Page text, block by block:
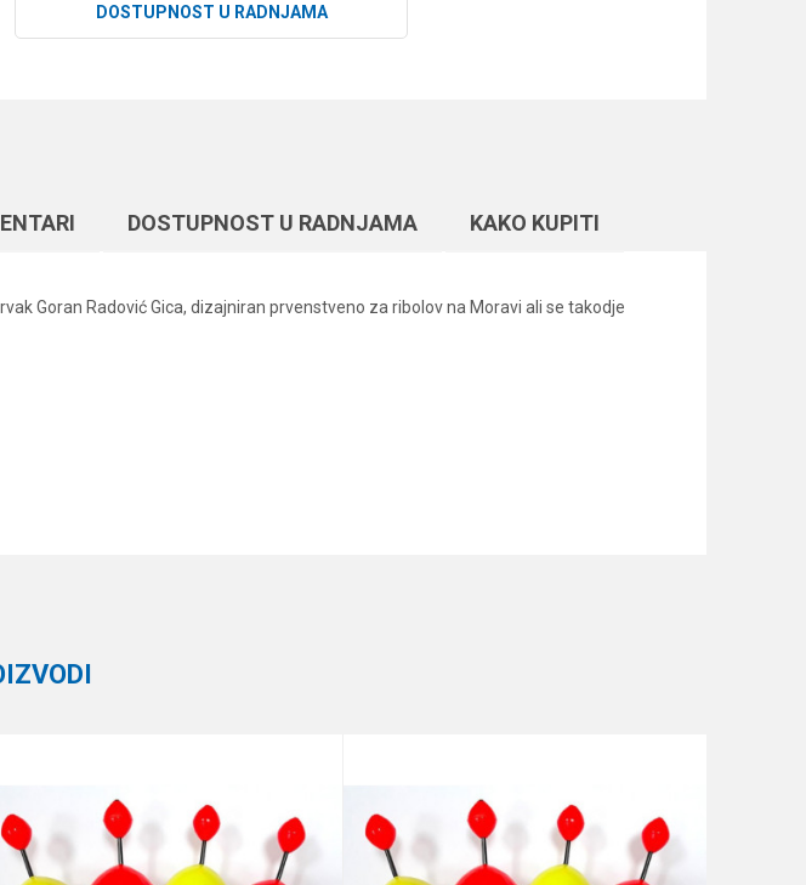
DOSTUPNOST U RADNJAMA
DOSTUPNOST U RADNJAMA KAKO KUPITI
Goran Radović Gica, dizajniran prvenstveno za ribolov na Moravi ali se takodje